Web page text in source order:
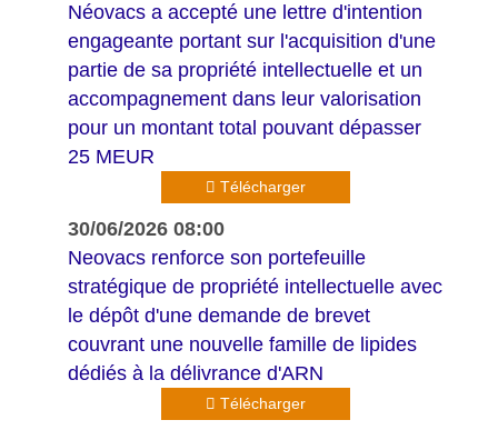
Néovacs a accepté une lettre d'intention
engageante portant sur l'acquisition d'une
partie de sa propriété intellectuelle et un
accompagnement dans leur valorisation
pour un montant total pouvant dépasser
25 MEUR
Télécharger
30/06/2026 08:00
Neovacs renforce son portefeuille
stratégique de propriété intellectuelle avec
le dépôt d'une demande de brevet
couvrant une nouvelle famille de lipides
dédiés à la délivrance d'ARN
Télécharger